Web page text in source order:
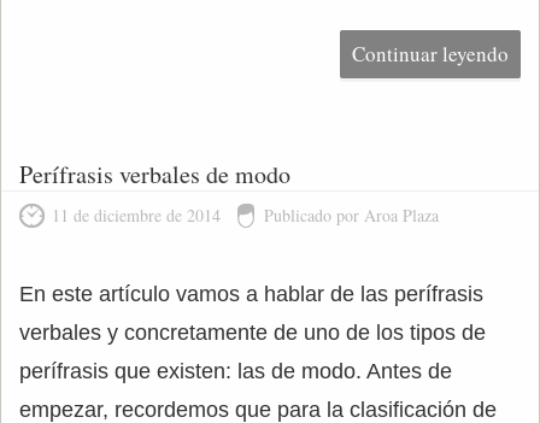
Continuar leyendo
Perífrasis verbales de modo
11 de diciembre de 2014 Publicado por Aroa Plaza
En este artículo vamos a hablar de las perífrasis
verbales y concretamente de uno de los tipos de
perífrasis que existen: las de modo. Antes de
empezar, recordemos que para la clasificación de